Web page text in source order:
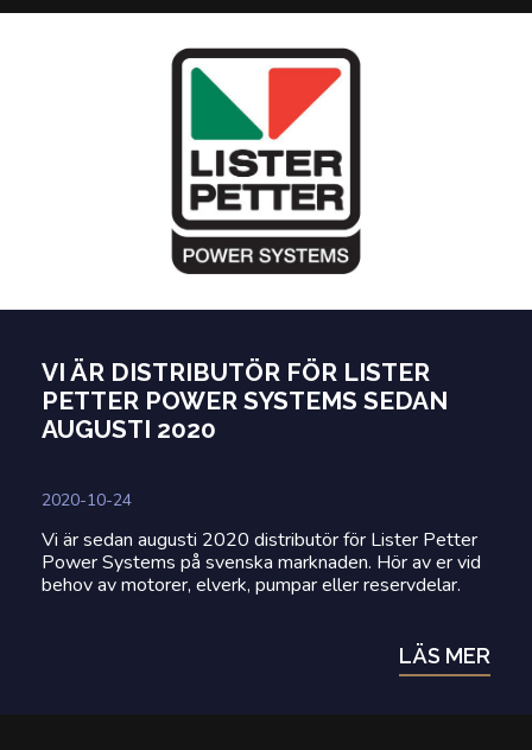
VI ÄR DISTRIBUTÖR FÖR LISTER
PETTER POWER SYSTEMS SEDAN
AUGUSTI 2020
2020-10-24
Vi är sedan augusti 2020 distributör för Lister Petter
Power Systems på svenska marknaden. Hör av er vid
behov av motorer, elverk, pumpar eller reservdelar.
LÄS MER